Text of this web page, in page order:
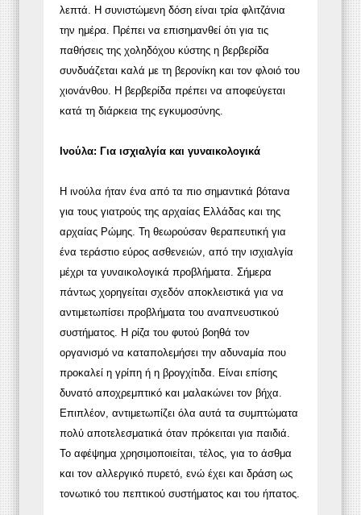
λεπτά. Η συνιστώμενη δόση είναι τρία φλιτζάνια
την ημέρα. Πρέπει να επισημανθεί ότι για τις
παθήσεις της χοληδόχου κύστης η βερβερίδα
συνδυάζεται καλά με τη βερονίκη και τον φλοιό του
χιονάνθου. Η βερβερίδα πρέπει να αποφεύγεται
κατά τη διάρκεια της εγκυμοσύνης.
Ινούλα: Για ισχιαλγία και γυναικολογικά
Η ινούλα ήταν ένα από τα πιο σημαντικά βότανα
για τους γιατρούς της αρχαίας Ελλάδας και της
αρχαίας Ρώμης. Τη θεωρούσαν θεραπευτική για
ένα τεράστιο εύρος ασθενειών, από την ισχιαλγία
μέχρι τα γυναικολογικά προβλήματα. Σήμερα
πάντως χορηγείται σχεδόν αποκλειστικά για να
αντιμετωπίσει προβλήματα του αναπνευστικού
συστήματος. Η ρίζα του φυτού βοηθά τον
οργανισμό να καταπολεμήσει την αδυναμία που
προκαλεί η γρίπη ή η βρογχίτιδα. Είναι επίσης
δυνατό αποχρεμπτικό και μαλακώνει τον βήχα.
Επιπλέον, αντιμετωπίζει όλα αυτά τα συμπτώματα
πολύ αποτελεσματικά όταν πρόκειται για παιδιά.
Το αφέψημα χρησιμοποιείται, τέλος, για το άσθμα
και τον αλλεργικό πυρετό, ενώ έχει και δράση ως
τονωτικό του πεπτικού συστήματος και του ήπατος.